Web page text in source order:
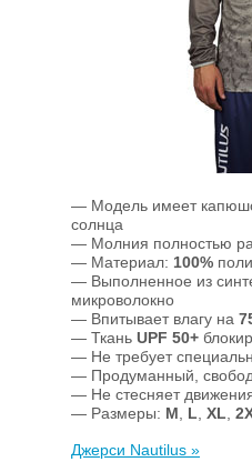
— Модель имеет
солнца
— Молния полностью
— Материал: 100%
— Выполненное из
микроволокно
— Впитывает влагу на
— Ткань UPF 50+
— Не требует
— Продуманный,
— Не стесняет
— Размеры: M L XL
Джерси Nautilus »